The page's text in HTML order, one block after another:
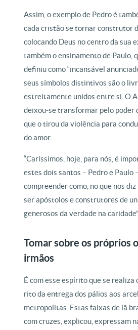
Assim, o exemplo de Pedro é
cada cristão se tornar construtor
colocando Deus no centro da sua
também o ensinamento de Paulo,
definiu como “incansável
seus símbolos distintivos são o
estreitamente unidos entre si. O
deixou-se transformar pelo poder
que o tirou da violência para
do amor.
“Caríssimos, hoje, para nós, é
estes dois santos – Pedro e Paulo
compreender como, no que nos
ser apóstolos e construtores de
generosos da verdade na
Tomar sobre os próprios
irmãos
É com esse espírito que se
rito da entrega dos pálios aos
metropolitas. Estas faixas de lã
com cruzes, explicou, expressam